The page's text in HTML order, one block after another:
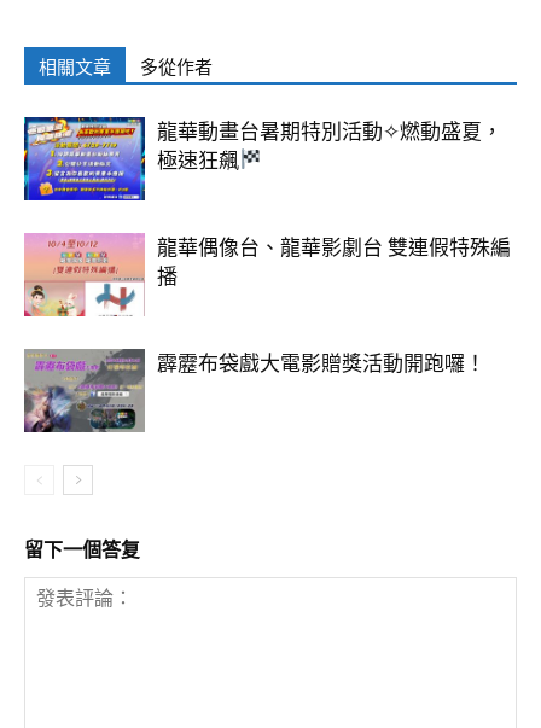
相關文章 多從作者
龍華動畫台暑期特別活動✧燃動盛夏，
極速狂飆
龍華偶像台、龍華影劇台 雙連假特殊編
播
霹靂布袋戲大電影贈獎活動開跑囉！
留下一個答复